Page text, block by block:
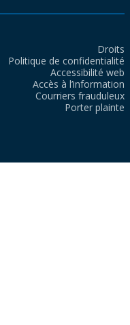
Droits
Politique de confidentialité
Accessibilité web
Accès à l’information
Courriers frauduleux
Porter plainte